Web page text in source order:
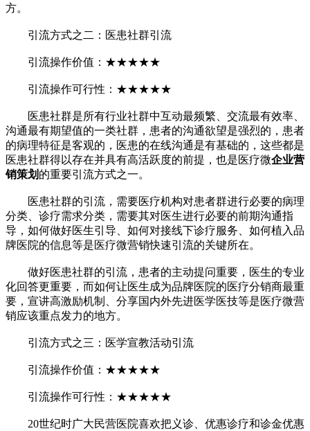
方。
引流方式之二：医患社群引流
引流操作价值：★★★★★
引流操作可行性：★★★★★
医患社群是所有行业社群中互动最频繁、交流最有效率、
沟通最有期望值的一类社群，患者的沟通欲望是强烈的，患者
的病理特征是客观的，医患的在线沟通是有基础的，这些都是
医患社群得以存在并具有高活跃度的前提，也是医疗微企业营
销策划 的重要引流方式之一。
医患社群的引流，需要医疗机构对患者群进行必要的病理
分类、诊疗需求分类，需要其对医生进行必要的前期沟通指
导，如何做好医生引导、如何对接线下诊疗服务、如何植入品
牌医院的信息等是医疗微营销快速引流的关键所在。
做好医患社群的引流，患者的主动提问重要，医生的专业
化回答更重要，而如何让医生成为品牌医院的医疗分销商最重
要，宣讲高激励机制、分享国内外先进医学医技等是医疗微营
销应该重点发力的地方。
引流方式之三：医学宣教活动引流
引流操作价值：★★★★★
引流操作可行性：★★★★★
20世纪时广大民营医院喜欢把义诊、优惠诊疗和诊金优惠